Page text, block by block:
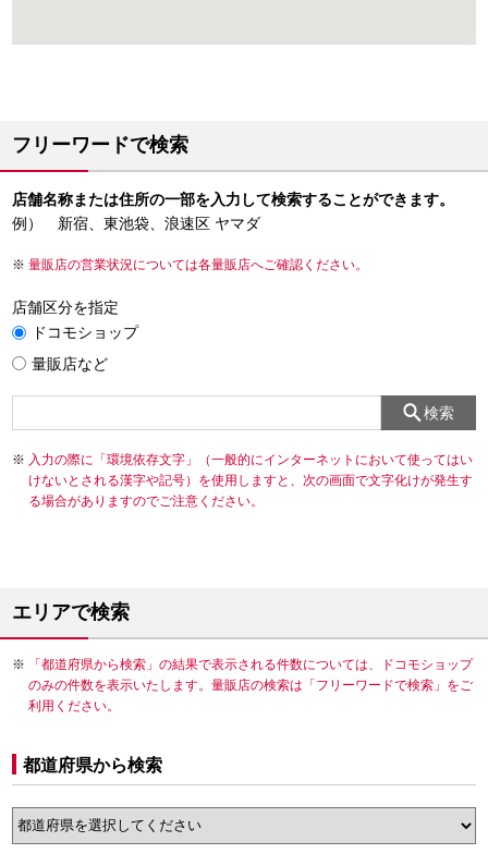
フリーワードで検索
店舗名称または住所の一部を入力して検索することができます。
例） 新宿、東池袋、浪速区 ヤマダ
量販店の営業状況については各量販店へご確認ください。
店舗区分を指定
ドコモショップ
量販店など
検索
入力の際に「環境依存文字」（一般的にインターネットにおいて使ってはい
けないとされる漢字や記号）を使用しますと、次の画面で文字化けが発生す
る場合がありますのでご注意ください。
エリアで検索
「都道府県から検索」の結果で表示される件数については、ドコモショップ
のみの件数を表示いたします。量販店の検索は「フリーワードで検索」をご
利用ください。
都道府県から検索